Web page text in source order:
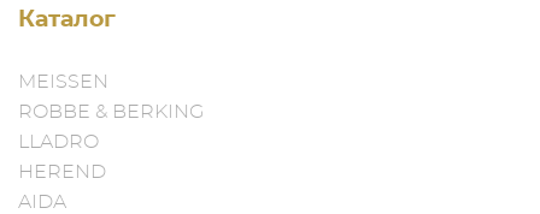
Каталог
MEISSEN
ROBBE & BERKING
LLADRO
HEREND
AIDA